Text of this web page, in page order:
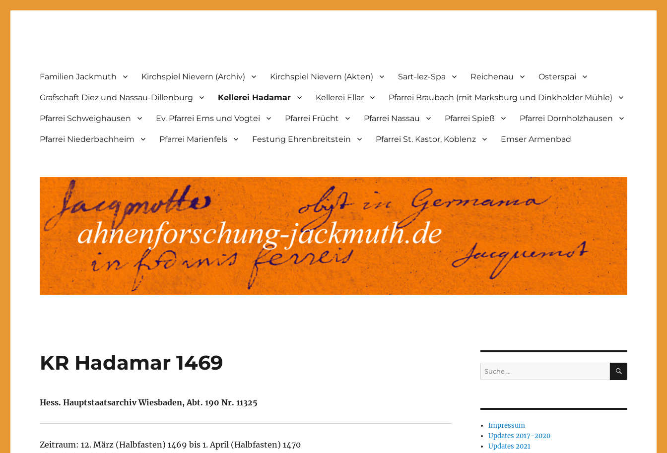
Familien Jackmuth Kirchspiel Nievern (Archiv) Kirchspiel Nievern (Akten) Sart-lez-Spa Reichenau Osterspai
Grafschaft Diez und Nassau-Dillenburg Kellerei Hadamar Kellerei Ellar Pfarrei Braubach (mit Marksburg und Dinkholder Mühle)
Pfarrei Schweighausen Ev. Pfarrei Ems und Vogtei Pfarrei Frücht Pfarrei Nassau Pfarrei Spieß Pfarrei Dornholzhausen
Pfarrei Niederbachheim Pfarrei Marienfels Festung Ehrenbreitstein Pfarrei St. Kastor, Koblenz Emser Armenbad
KR Hadamar 1469
Hess. Hauptstaatsarchiv Wiesbaden, Abt. 190 Nr. 11325
Zeitraum: 12. März (Halbfasten) 1469 bis 1. April (Halbfasten) 1470
Suche
nach:
SUCHEN
Impressum
Updates 2017-2020
Updates 2021